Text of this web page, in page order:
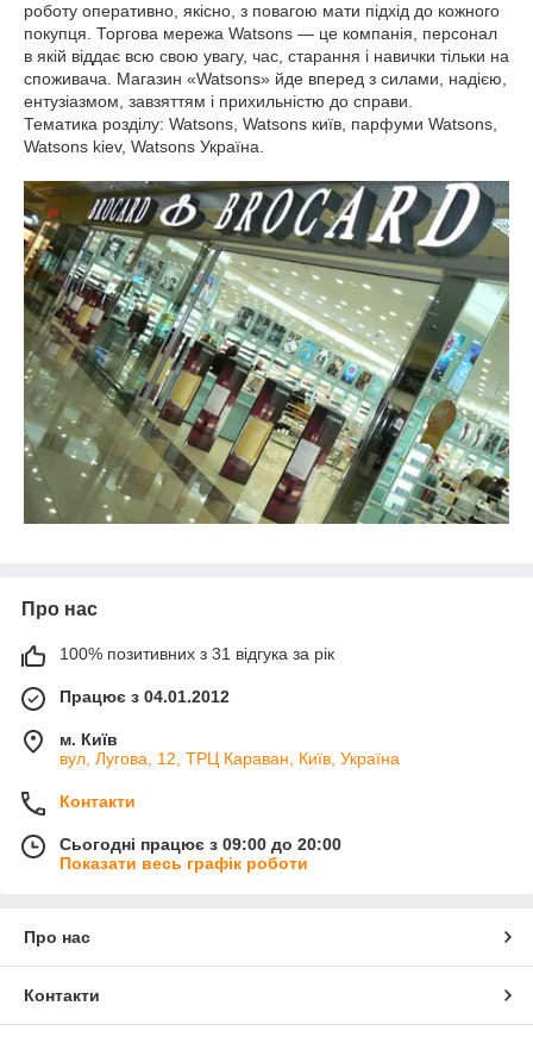
роботу оперативно, якісно, з повагою мати підхід до кожного
покупця. Торгова мережа Watsons — це компанія, персонал
в якій віддає всю свою увагу, час, старання і навички тільки на
споживача. Магазин «Watsons» йде вперед з силами, надією,
ентузіазмом, завзяттям і прихильністю до справи.
Тематика розділу: Watsons, Watsons київ, парфуми Watsons,
Watsons kiev, Watsons Україна.
Про нас
100% позитивних з 31 відгука за рік
Працює з 04.01.2012
м. Київ
вул, Лугова, 12, ТРЦ Караван, Київ, Україна
Контакти
Сьогодні працює з 09:00 до 20:00
Показати весь графік роботи
Про нас
Контакти